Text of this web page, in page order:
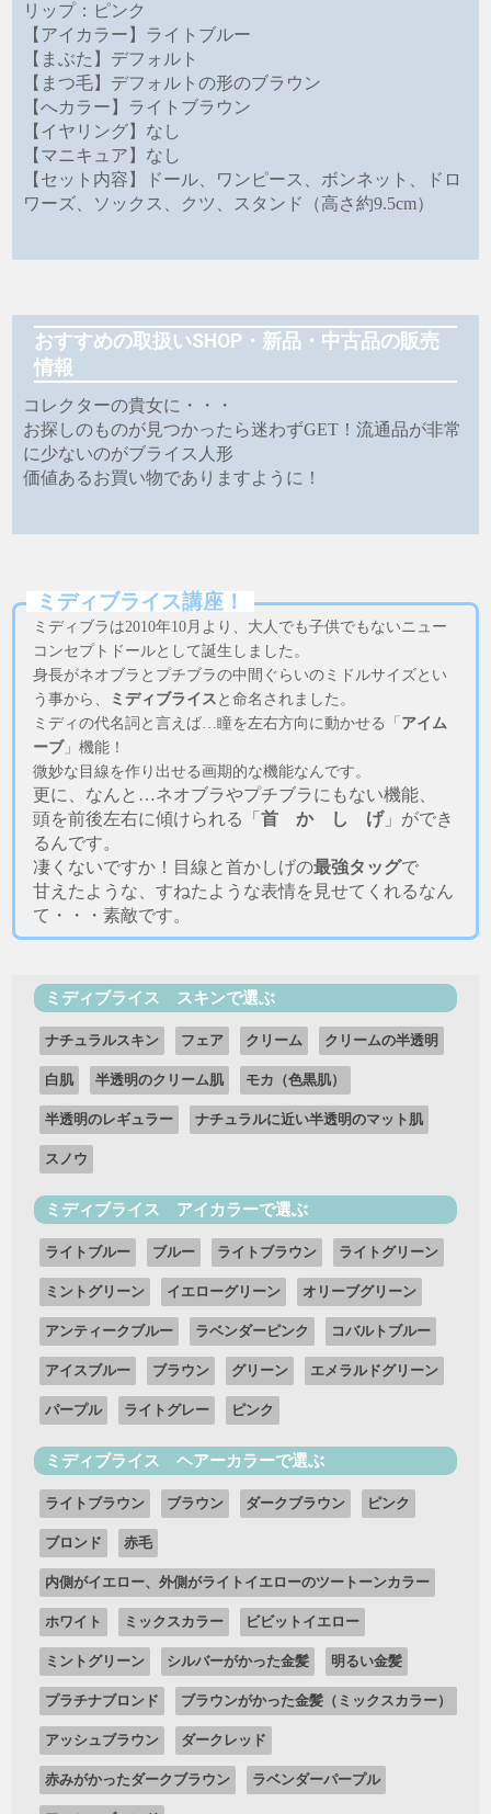
リップ：ピンク
【アイカラー】ライトブルー
【まぶた】デフォルト
【まつ毛】デフォルトの形のブラウン
【へカラー】ライトブラウン
【イヤリング】なし
【マニキュア】なし
【セット内容】ドール、ワンピース、ボンネット、ドロ
ワーズ、ソックス、クツ、スタンド（高さ約9.5cm）
おすすめの取扱いSHOP・新品・中古品の販売
情報
コレクターの貴女に・・・
お探しのものが見つかったら迷わずGET！流通品が非常
に少ないのがブライス人形
価値あるお買い物でありますように！
ミディブライス講座！
ミディブラは2010年10月より、大人でも子供でもないニュー
コンセプトドールとして誕生しました。
身長がネオブラとプチブラの中間ぐらいのミドルサイズとい
う事から、
ミディブライスと命名されました。
ミディの代名詞と言えば…瞳を左右方向に動かせる「 アイム
ーブ」機能！
微妙な目線を作り出せる画期的な機能なんです。
更に、なんと…ネオブラやプチブラにもない機能、
頭を前後左右に傾けられる「首 か し げ」ができ
るんです。
凄くないですか！目線と首かしげの最強タッグで
甘えたような、すねたような表情を見せてくれるなん
て・・・素敵です。
ミディブライス スキンで選ぶ
ナチュラルスキン フェア クリーム クリームの半透明
白肌 半透明のクリーム肌 モカ（色黒肌）
半透明のレギュラー ナチュラルに近い半透明のマット肌
スノウ
ミディブライス アイカラーで選ぶ
ライトブルー ブルー ライトブラウン ライトグリーン
ミントグリーン イエローグリーン オリーブグリーン
アンティークブルー ラベンダーピンク コバルトブルー
アイスブルー ブラウン グリーン エメラルドグリーン
パープル ライトグレー ピンク
ミディブライス ヘアーカラーで選ぶ
ライトブラウン ブラウン ダークブラウン ピンク
ブロンド 赤毛
内側がイエロー、外側がライトイエローのツートーンカラー
ホワイト ミックスカラー ビビットイエロー
ミントグリーン シルバーがかった金髪 明るい金髪
プラチナブロンド ブラウンがかった金髪（ミックスカラー）
アッシュブラウン ダークレッド
赤みがかったダークブラウン ラベンダーパープル